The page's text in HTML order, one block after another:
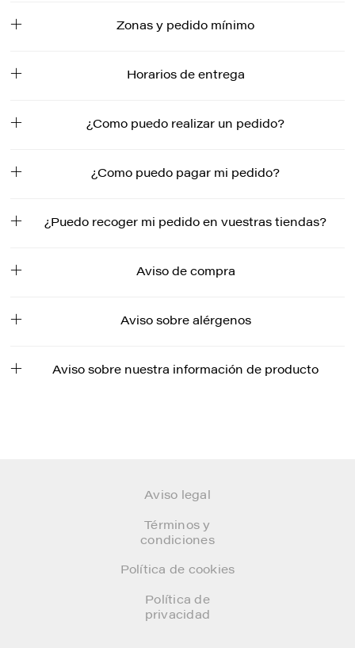
Zonas y pedido mínimo
Horarios de entrega
¿Como puedo realizar un pedido?
¿Como puedo pagar mi pedido?
¿Puedo recoger mi pedido en vuestras tiendas?
Aviso de compra
Aviso sobre alérgenos
Aviso sobre nuestra información de producto
Aviso legal
Términos y
condiciones
Política de cookies
Política de
privacidad